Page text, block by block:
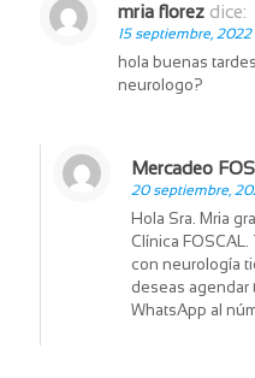
mria florez dice:
15 septiembre, 2022
hola buenas
neurologo?
Mercadeo
20 septiembre,
Hola Sra. Mria
Clínica
con neurología
deseas agendar
WhatsApp al